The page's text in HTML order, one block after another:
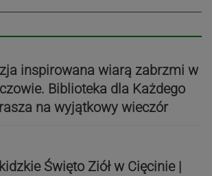
inspirowana wiarą zabrzmi w
Biblioteka dla Każdego
na wyjątkowy wieczór
Święto Ziół w Cięcinie |